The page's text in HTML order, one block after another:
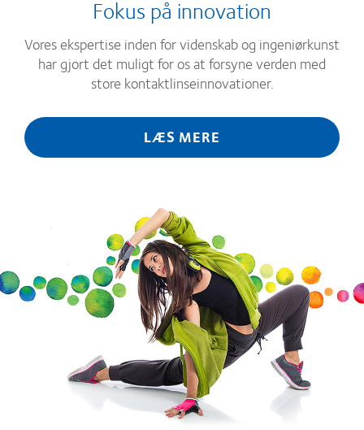
Fokus på innovation
Vores ekspertise inden for videnskab og ingeniørkunst
har gjort det muligt for os at forsyne verden med
store kontaktlinseinnovationer.
LÆS MERE